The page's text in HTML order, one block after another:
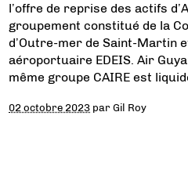
l’offre de reprise des actifs
groupement constitué de la
d’Outre-mer de Saint-Martin
aéroportuaire EDEIS. Air
même groupe CAIRE est
02 octobre 2023 parGil Roy